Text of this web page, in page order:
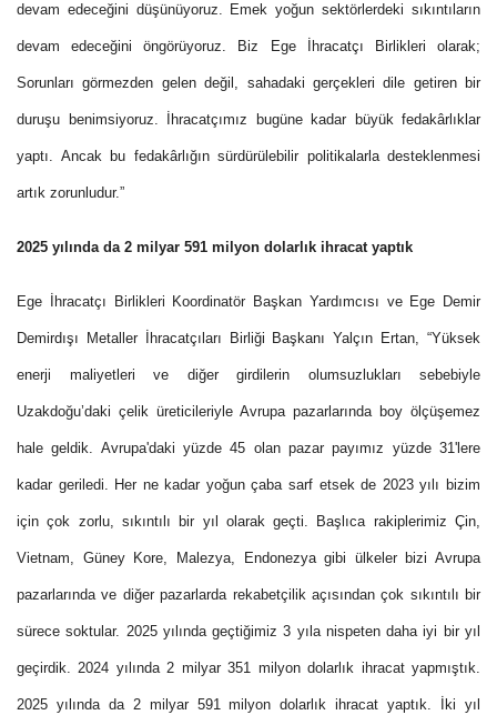
devam edeceğini düşünüyoruz. Emek yoğun sektörlerdeki sıkıntıların
devam edeceğini öngörüyoruz. Biz Ege İhracatçı Birlikleri olarak;
Sorunları görmezden gelen değil, sahadaki gerçekleri dile getiren bir
duruşu benimsiyoruz. İhracatçımız bugüne kadar büyük fedakârlıklar
yaptı. Ancak bu fedakârlığın sürdürülebilir politikalarla desteklenmesi
artık zorunludur.”
2025 yılında da 2 milyar 591 milyon dolarlık ihracat yaptık
Ege İhracatçı Birlikleri Koordinatör Başkan Yardımcısı ve Ege Demir
Demirdışı Metaller İhracatçıları Birliği Başkanı Yalçın Ertan, “Yüksek
enerji maliyetleri ve diğer girdilerin olumsuzlukları sebebiyle
Uzakdoğu’daki çelik üreticileriyle Avrupa pazarlarında boy ölçüşemez
hale geldik. Avrupa'daki yüzde 45 olan pazar payımız yüzde 31'lere
kadar geriledi. Her ne kadar yoğun çaba sarf etsek de 2023 yılı bizim
için çok zorlu, sıkıntılı bir yıl olarak geçti. Başlıca rakiplerimiz Çin,
Vietnam, Güney Kore, Malezya, Endonezya gibi ülkeler bizi Avrupa
pazarlarında ve diğer pazarlarda rekabetçilik açısından çok sıkıntılı bir
sürece soktular. 2025 yılında geçtiğimiz 3 yıla nispeten daha iyi bir yıl
geçirdik. 2024 yılında 2 milyar 351 milyon dolarlık ihracat yapmıştık.
2025 yılında da 2 milyar 591 milyon dolarlık ihracat yaptık. İki yıl